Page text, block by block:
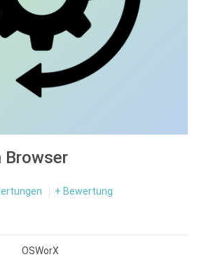
Browser
+ Bewertung
OSWorX